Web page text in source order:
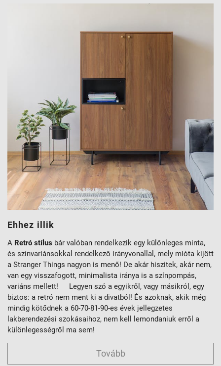
Ehhez illik
A Retró stílus bár valóban rendelkezik egy különleges minta,
és színvariánsokkal rendelkező irányvonallal, mely mióta kijött
a Stranger Things nagyon is menő! De akár hiszitek, akár nem,
van egy visszafogott, minimalista iránya is a színpompás,
variáns mellett! Legyen szó a egyikről, vagy másikról, egy
biztos: a retró nem ment ki a divatból! És azoknak, akik még
mindig kötődnek a 60-70-81-90-es évek jellegzetes
lakberendezési szokásaihoz, nem kell lemondaniuk erről a
különlegességről ma sem!
Tovább